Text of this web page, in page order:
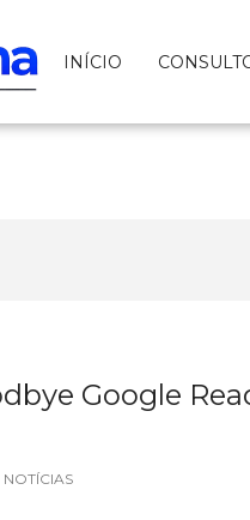
INÍCIO
Google
NOTÍCIAS